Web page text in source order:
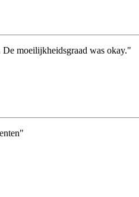
De moeilijkheidsgraad was okay."